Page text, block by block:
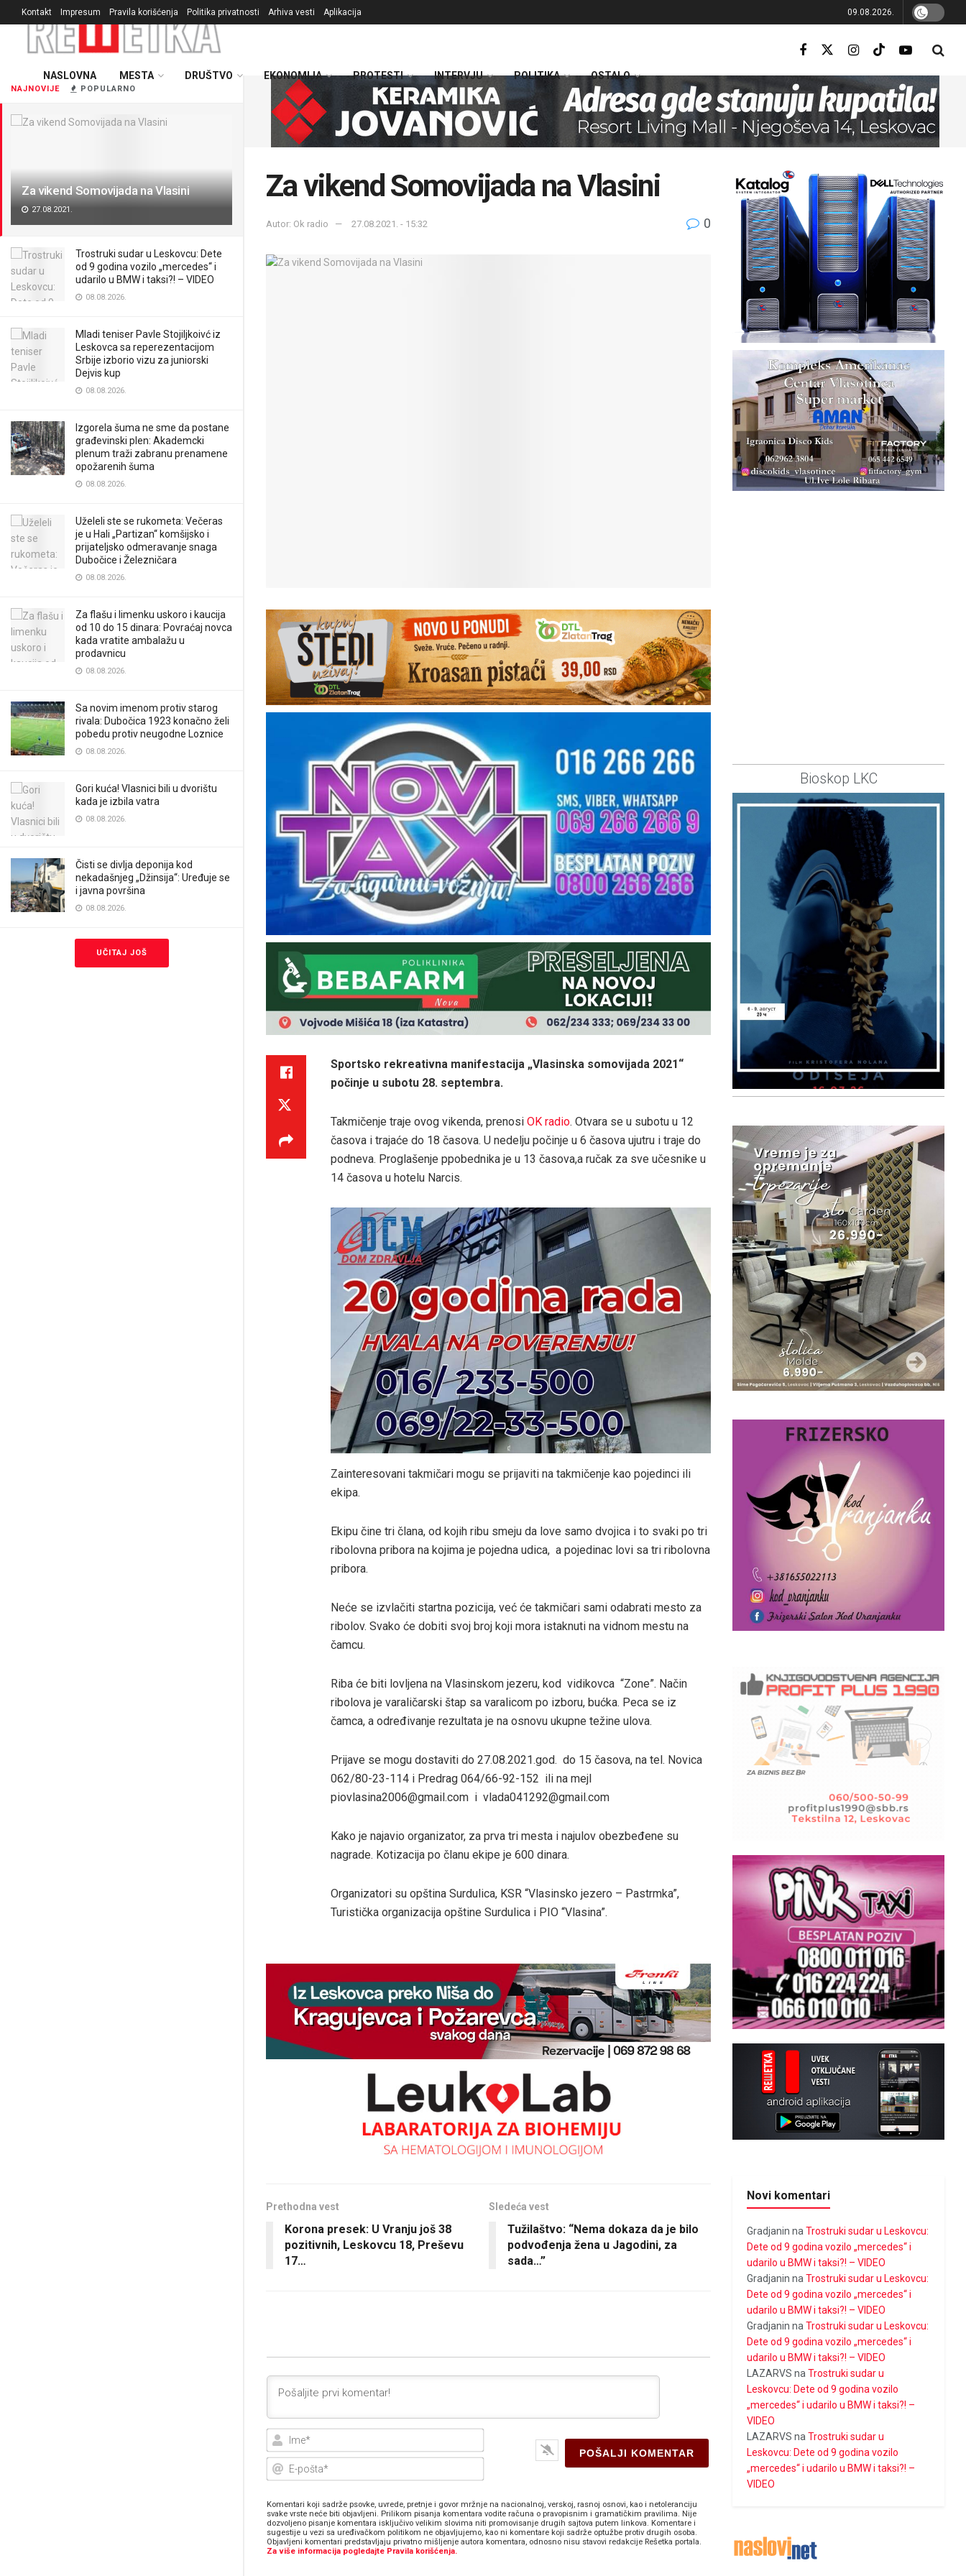
NAJNOVIJE POPULARNO
Za vikend Somovijada na Vlasini
27.08.2021.
Trostruki sudar u Leskovcu: Dete
od 9 godina vozilo „mercedes“ i
udarilo u BMW i taksi?! – VIDEO
08.08.2026.
Mladi teniser Pavle Stojiljkoivć iz
Leskovca sa reperezentacijom
Srbije izborio vizu za juniorski
Dejvis kup
08.08.2026.
Izgorela šuma ne sme da postane
građevinski plen: Akademcki
plenum traži zabranu prenamene
opožarenih šuma
08.08.2026.
Uželeli ste se rukometa: Večeras
je u Hali „Partizan“ komšijsko i
prijateljsko odmeravanje snaga
Dubočice i Železničara
08.08.2026.
Za flašu i limenku uskoro i kaucija
od 10 do 15 dinara: Povraćaj novca
kada vratite ambalažu u
prodavnicu
08.08.2026.
Sa novim imenom protiv starog
rivala: Dubočica 1923 konačno želi
pobedu protiv neugodne Loznice
08.08.2026.
Gori kuća! Vlasnici bili u dvorištu
kada je izbila vatra
08.08.2026.
Čisti se divlja deponija kod
nekadašnjeg „Džinsija“: Uređuje se
i javna površina
08.08.2026.
UČITAJ JOŠ
Kontakt Impresum Pravila korišćenja Politika privatnosti Arhiva vesti Aplikacija 09.08.2026.
NASLOVNA MESTA DRUŠTVO EKONOMIJA PROTESTI INTERVJU POLITIKA OSTALO
Za vikend Somovijada na Vlasini
Autor: Ok radio 27.08.2021. - 15:32 0
Sportsko rekreativna manifestacija „Vlasinska somovijada 2021“
počinje u subotu 28. septembra.
Takmičenje traje ovog vikenda, prenosi OK radio. Otvara se u subotu u 12
časova i trajaće do 18 časova. U nedelju počinje u 6 časova ujutru i traje do
podneva. Proglašenje ppobednika je u 13 časova,a ručak za sve učesnike u
14 časova u hotelu Narcis.
Zainteresovani takmičari mogu se prijaviti na takmičenje kao pojedinci ili
ekipa.
Ekipu čine tri člana, od kojih ribu smeju da love samo dvojica i to svaki po tri
ribolovna pribora na kojima je pojedna udica, a pojedinac lovi sa tri ribolovna
pribora.
Neće se izvlačiti startna pozicija, već će takmičari sami odabrati mesto za
ribolov. Svako će dobiti svoj broj koji mora istaknuti na vidnom mestu na
čamcu.
Riba će biti lovljena na Vlasinskom jezeru, kod vidikovca “Zone”. Način
ribolova je varaličarski štap sa varalicom po izboru, bućka. Peca se iz
čamca, a određivanje rezultata je na osnovu ukupne težine ulova.
Prijave se mogu dostaviti do 27.08.2021.god. do 15 časova, na tel. Novica
062/80-23-114 i Predrag 064/66-92-152 ili na mejl
piovlasina2006@gmail.com i vlada041292@gmail.com
Kako je najavio organizator, za prva tri mesta i najulov obezbeđene su
nagrade. Kotizacija po članu ekipe je 600 dinara.
Organizatori su opština Surdulica, KSR “Vlasinsko jezero – Pastrmka”,
Turistička organizacija opštine Surdulica i PIO “Vlasina”.
Prethodna vest
Korona presek: U Vranju još 38
pozitivnih, Leskovcu 18, Preševu
17…
Sledeća vest
Tužilaštvo: “Nema dokaza da je bilo
podvođenja žena u Jagodini, za
sada…”
Ime*
E-
Komentari koji sadrže psovke, uvrede, pretnje i govor mržnje na nacionalnoj, verskoj, rasnoj osnovi, kao i netoleranciju
svake vrste neće biti objavljeni. Prilikom pisanja komentara vodite računa o pravopisnim i gramatičkim pravilima. Nije
dozvoljeno pisanje komentara isključivo velikim slovima niti promovisanje drugih sajtova putem linkova. Komentare i
sugestije u vezi sa uređivačkom politikom ne objavljujemo, kao ni komentare koji sadrže optužbe protiv drugih osoba.
Objavljeni komentari predstavljaju privatno mišljenje autora komentara, odnosno nisu stavovi redakcije Rešetka portala.
Za više informacija pogledajte Pravila korišćenja.
Bioskop LKC
Novi komentari
Gradjanin naTrostruki sudar u Leskovcu:
Dete od 9 godina vozilo „mercedes“ i
udarilo u BMW i taksi?! – VIDEO
Gradjanin naTrostruki sudar u Leskovcu:
Dete od 9 godina vozilo „mercedes“ i
udarilo u BMW i taksi?! – VIDEO
Gradjanin naTrostruki sudar u Leskovcu:
Dete od 9 godina vozilo „mercedes“ i
udarilo u BMW i taksi?! – VIDEO
LAZARVS naTrostruki sudar u
Leskovcu: Dete od 9 godina vozilo
„mercedes“ i udarilo u BMW i taksi?! –
VIDEO
LAZARVS naTrostruki sudar u
Leskovcu: Dete od 9 godina vozilo
„mercedes“ i udarilo u BMW i taksi?! –
VIDEO